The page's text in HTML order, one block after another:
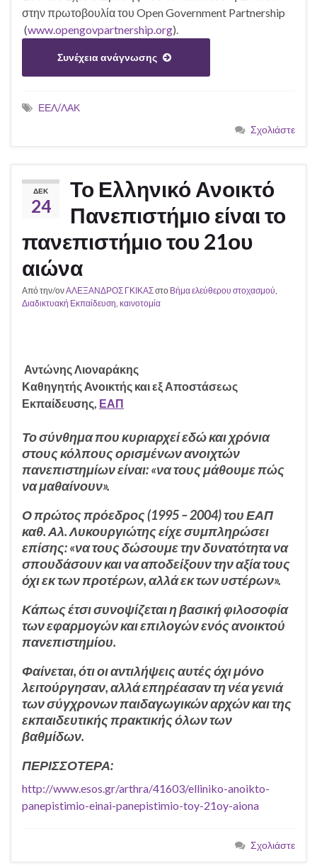
στην πρωτοβουλία του Open Government Partnership
(www.opengovpartnership.org).
Συνέχεια ανάγνωσης
ΕΕΛ/ΛΑΚ
Σχολιάστε
ΔΕΚ
24
Το Ελληνικό Ανοικτό
Πανεπιστήμιο είναι το
πανεπιστήμιο του 21ου
αιώνα
Από την/ονΑΛΕΞΑΝΔΡΟΣ ΓΚΙΚΑΣστο Βήμα ελεύθερου στοχασμού,
Διαδικτυακή Εκπαίδευση, καινοτομία
Αντώνης Λιοναράκης
Καθηγητής Ανοικτής και εξ Αποστάσεως
Εκπαίδευσης, ΕΑΠ
Το σύνθημα που κυριαρχεί εδώ και χρόνια
στους κόλπους ορισμένων ανοιχτών
πανεπιστημίων είναι: «να τους μάθουμε πώς
να μαθαίνουν».
Ο πρώτος πρόεδρος (1995 – 2004) του ΕΑΠ
καθ. Αλ. Λυκουργιώτης είχε συμπληρώσει
επίσης: «να τους δώσουμε την δυνατότητα να
σπουδάσουν και να αποδείξουν την αξία τους
όχι εκ των προτέρων, αλλά εκ των υστέρων».
Κάπως έτσι συνοψίζεται η βασική φιλοσοφία
των εφαρμογών και επιλογών ενός ανοικτού
πανεπιστημίου.
Φαίνεται, ότι οι αντιλήψεις αυτές όχι μόνο
λειτούργησαν, αλλά επηρέασαν τη νέα γενιά
των σύγχρονων παιδαγωγικών αρχών και της
εκπαιδευτικής πρακτικής όλων των
βαθμίδων.
ΠΕΡΙΣΣΟΤΕΡΑ:
http://www.esos.gr/arthra/41603/elliniko-anoikto-
panepistimio-einai-panepistimio-toy-21oy-aiona
Σχολιάστε